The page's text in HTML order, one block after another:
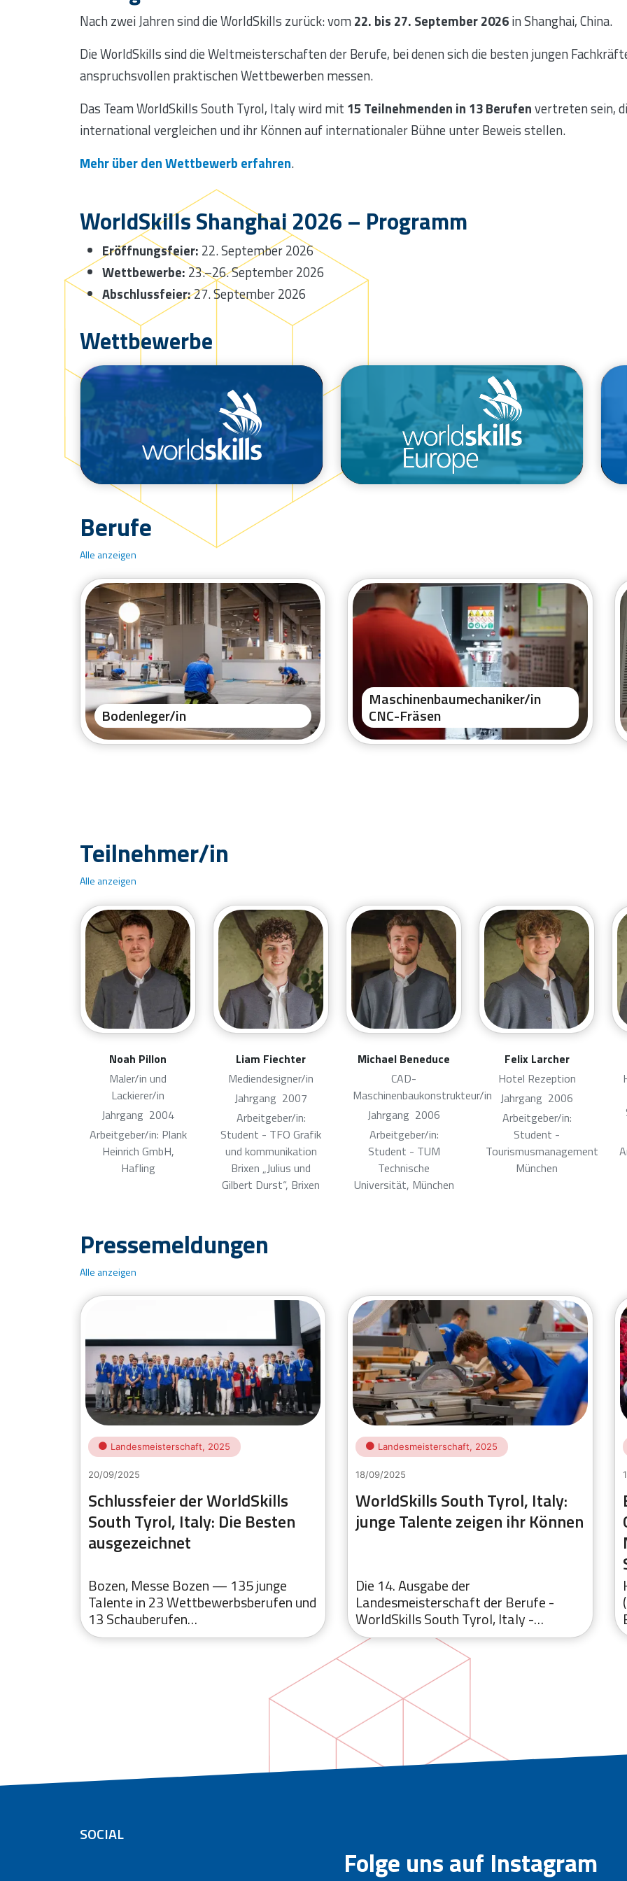
Nach zwei Jahren sind die WorldSkills zurück: vom 22. bis 27. September 2026in Shanghai, China.
Die WorldSkills sind die Weltmeisterschaften der Berufe, bei denen sich die besten jungen
anspruchsvollen praktischen Wettbewerben messen.
Das Team WorldSkills South Tyrol, Italy wird mit 15 Teilnehmenden in 13 Berufenvertreten sein,
international vergleichen und ihr Können auf internationaler Bühne unter Beweis stellen.
Mehr über den Wettbewerb erfahren.
WorldSkills Shanghai 2026 – Programm
Eröffnungsfeier: 22. September 2026
Wettbewerbe: 23.–26. September 2026
Abschlussfeier:27. September 2026
Wettbewerbe
/de/wettbewerbe/worldskills /de/wettbewerbe/euroskills
Berufe
Alle anzeigen
Bodenleger/in
Maschinenbaumechaniker/in
CNC-Fräsen
Teilnehmer/in
Alle anzeigen
Noah Pillon
Maler/in und
Lackierer/in
Jahrgang 2004
Arbeitgeber/in: Plank
Heinrich GmbH,
Hafling
Liam Fiechter
Mediendesigner/in
Jahrgang 2007
Arbeitgeber/in:
Student - TFO Grafik
und kommunikation
Brixen „Julius und
Gilbert Durst“, Brixen
Michael Beneduce
CAD-
Maschinenbaukonstrukteur/in
Jahrgang 2006
Arbeitgeber/in:
Student - TUM
Technische
Universität, München
Felix Larcher
Hotel Rezeption
Jahrgang 2006
Arbeitgeber/in:
Student -
Tourismusmanagement
München
Pressemeldungen
Alle anzeigen
Landesmeisterschaft, 2025
20/09/2025
Schlussfeier der WorldSkills
South Tyrol, Italy: Die Besten
ausgezeichnet
Bozen, Messe Bozen — 135 junge
Talente in 23 Wettbewerbsberufen und
13 Schauberufen…
Landesmeisterschaft, 2025
18/09/2025
WorldSkills South Tyrol, Italy:
junge Talente zeigen ihr Können
Die 14. Ausgabe der
Landesmeisterschaft der Berufe -
WorldSkills South Tyrol, Italy -…
SOCIAL
Folge uns auf Instagram